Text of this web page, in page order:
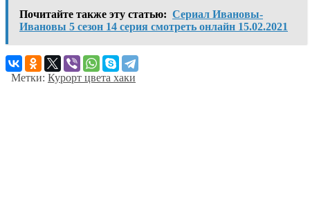
Почитайте также эту статью: Сериал Ивановы-
Ивановы 5 сезон 14 серия смотреть онлайн 15.02.2021
Метки: Курорт цвета хаки